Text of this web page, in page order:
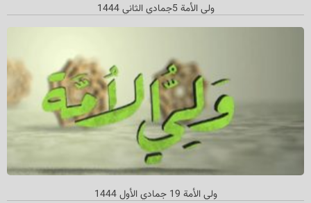
ولي الأمة 5جمادي الثاني 1444
ولي الأمة 19 جمادي الأول 1444